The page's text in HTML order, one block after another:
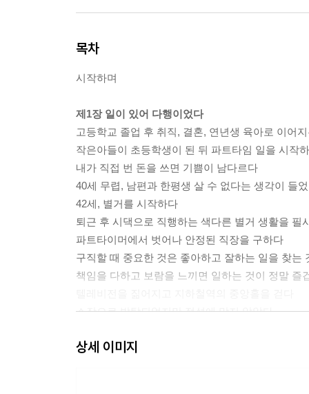
목차
시작하며
제1장 일이 있어 다행이었다
고등학교 졸업 후 취직, 결혼, 연년생 육아로 이어
작은아들이 초등학생이 된 뒤 파트타임 일을 시작
내가 직접 번 돈을 쓰면 기쁨이 남다르다
40세 무렵, 남편과 한평생 살 수 없다는 생각이 들
42세, 별거를 시작하다
퇴근 후 시댁으로 직행하는 색다른 별거 생활을 필
파트타이머에서 벗어나 안정된 직장을 구하다
구직할 때 중요한 것은 좋아하고 잘하는 일을 찾는
책임을 다하고 보람을 느끼면 일하는 것이 정말 즐
소장으로 발탁되었지만 적성에 맞지 않았다
상세 이미지